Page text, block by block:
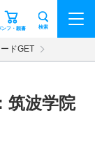
ンフ・願書 検索
ドGET
筑波学院